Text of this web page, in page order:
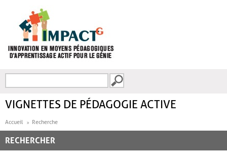
FORMULAIRE DE
VIGNETTES DE PÉDAGOGIE ACTIVE
Accueil Recherche
RECHERCHER